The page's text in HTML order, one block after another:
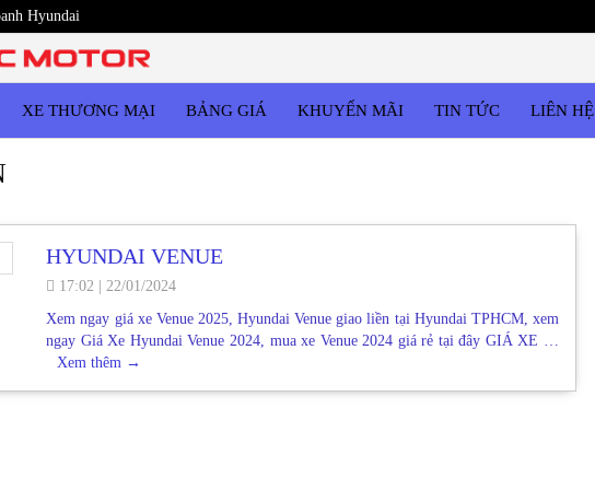
Hyundai
XE THƯƠNG MẠI BẢNG GIÁ KHUYẾN MÃI TIN TỨC LIÊN HỆ
HYUNDAI VENUE
17:02 |22/01/2024
Xem ngay giá xe Venue 2025, Hyundai Venue giao liền tại Hyundai TPHCM, xem
ngay Giá Xe Hyundai Venue 2024, mua xe Venue 2024 giá rẻ tại đây GIÁ XE …
Xem thêm →